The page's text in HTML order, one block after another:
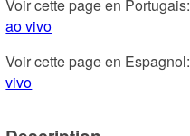
Voir cette page en Portugais:
ao vivo
Voir cette page en Espagnol:
vivo